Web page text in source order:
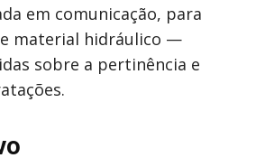
em comunicação, para
material hidráulico —
sobre a pertinência e